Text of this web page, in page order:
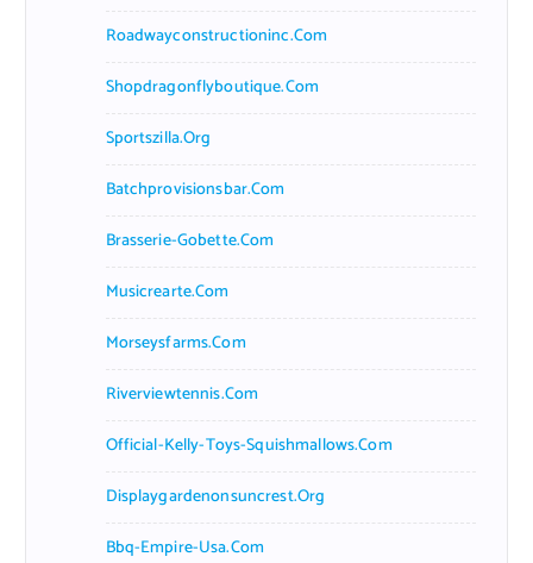
Roadwayconstructioninc.com
Shopdragonflyboutique.com
Sportszilla.org
Batchprovisionsbar.com
Brasserie-Gobette.com
Musicrearte.com
Morseysfarms.com
Riverviewtennis.com
Official-Kelly-Toys-Squishmallows.com
Displaygardenonsuncrest.org
Bbq-Empire-Usa.com